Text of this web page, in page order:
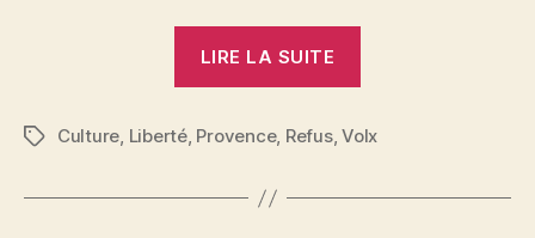
LIRE LA SUITE
de
cher
Étiquettes
Culture, Liberté, Provence, Refus,Volx